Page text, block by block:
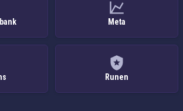
Meta
Runen